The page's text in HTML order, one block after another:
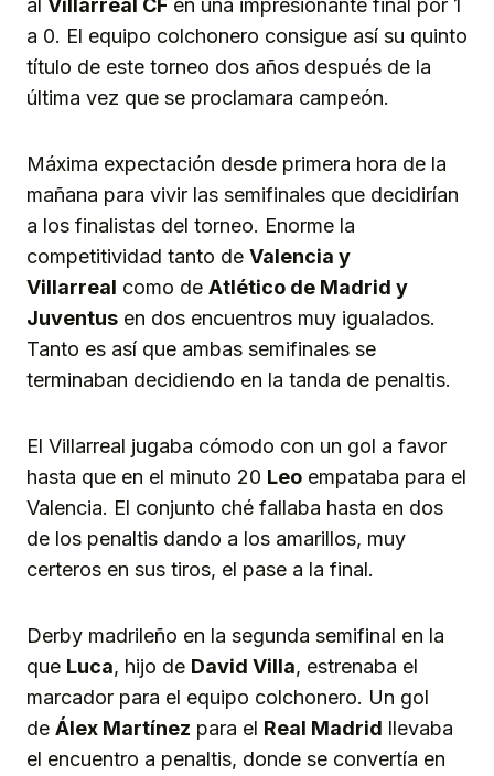
a 0. El equipo colchonero consigue así su quinto
título de este torneo dos años después de la
última vez que se proclamara campeón.
Máxima expectación desde primera hora de la
mañana para vivir las semifinales que decidirían
a los finalistas del torneo. Enorme la
competitividad tanto de Valencia y
Villarreal como de Atlético de Madrid y
Juventus en dos encuentros muy igualados.
Tanto es así que ambas semifinales se
terminaban decidiendo en la tanda de penaltis.
El Villarreal jugaba cómodo con un gol a favor
hasta que en el minuto 20 Leo empataba para el
Valencia. El conjunto ché fallaba hasta en dos
de los penaltis dando a los amarillos, muy
certeros en sus tiros, el pase a la final.
Derby madrileño en la segunda semifinal en la
que Luca, hijo de David Villa, estrenaba el
marcador para el equipo colchonero. Un gol
de Álex Martínez para el Real Madrid llevaba
el encuentro a penaltis, donde se convertía en